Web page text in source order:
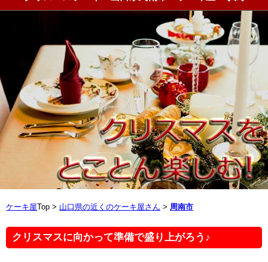
ケーキ屋Top > 山口県の近くのケーキ屋さん > 周南市
クリスマスに向かって準備で盛り上がろう♪